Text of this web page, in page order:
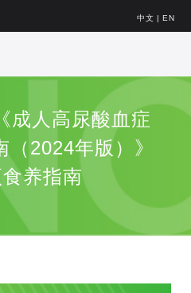
中文 | EN
成人高尿酸血症
2024年版）》
养指南